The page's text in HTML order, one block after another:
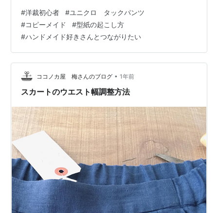
入りを探して毎回試着している。 が。 「ツータックじゃ
ないんだ！」 とか 「ワイドすぎる！」 とか。 とにかく
私には似合わない。 他のメーカーも同じようにタックパ
ンツを作っており 2本ぐらい買ったけれど、 初代を超え
るものは見つからなかった。 某おしゃれ着洗剤のCMで
はないが、 本…
#洋裁初心者 #ユニクロ タックパンツ
#コピーメイド #型紙の起こし方
#ハンドメイド好きさんとつながりたい
ココノカ屋 梅さんのブログ • 1年前
スカートのウエスト幅調整方法